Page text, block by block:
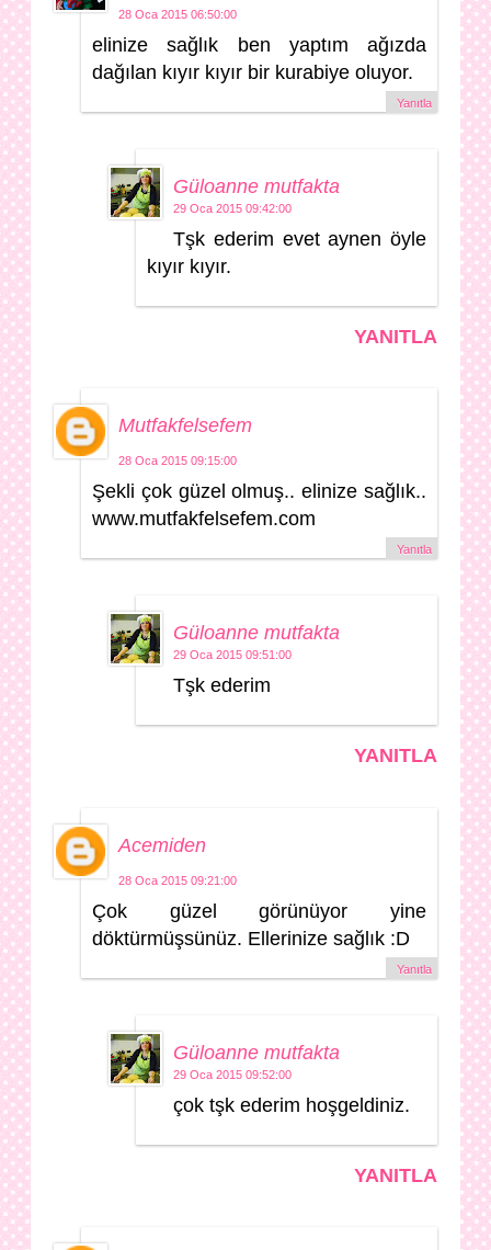
28 Oca 2015 06:50:00
elinize sağlık ben yaptım ağızda
dağılan kıyır kıyır bir kurabiye oluyor.
Yanıtla
Güloanne mutfakta
29 Oca 2015 09:42:00
Tşk ederim evet aynen öyle
kıyır kıyır.
YANITLA
Mutfakfelsefem
28 Oca 2015 09:15:00
Şekli çok güzel olmuş.. elinize sağlık..
www.mutfakfelsefem.com
Yanıtla
Güloanne mutfakta
29 Oca 2015 09:51:00
Tşk ederim
YANITLA
Acemiden
28 Oca 2015 09:21:00
Çok güzel görünüyor yine
döktürmüşsünüz. Ellerinize sağlık :D
Yanıtla
Güloanne mutfakta
29 Oca 2015 09:52:00
çok tşk ederim hoşgeldiniz.
YANITLA